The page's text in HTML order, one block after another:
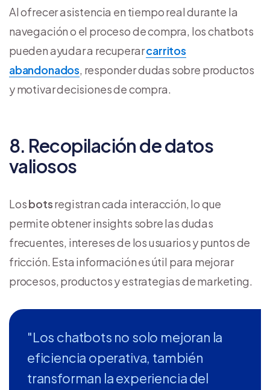
Al ofrecer asistencia en tiempo real durante la
navegación o el proceso de compra, los chatbots
pueden ayudar a recuperarcarritos
abandonados, responder dudas sobre productos
y motivar decisiones de compra.
8. Recopilación de datos
valiosos
Losbotsregistran cada interacción, lo que
permite obtener insights sobre las dudas
frecuentes, intereses de los usuarios y puntos de
fricción. Esta información es útil para mejorar
procesos, productos y estrategias de marketing.
"Los chatbots no solo mejoran la
eficiencia operativa, también
transforman la experiencia del